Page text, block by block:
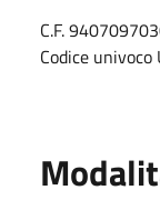
C.F.
Codice univoco